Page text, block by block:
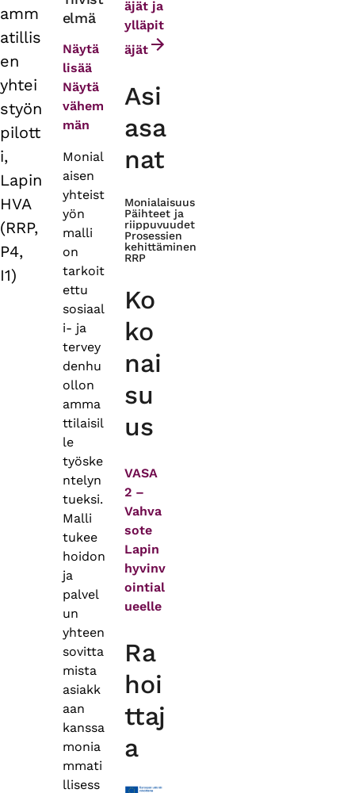
tabs
amm
atillis
en
yhtei
styön
pilott
i,
Lapin
HVA
(RRP,
P4,
I1)
elmä
Näytä
lisää
Näytä
vähem
män
Monial
aisen
yhteist
yön
malli
on
tarkoit
ettu
sosiaal
i- ja
tervey
denhu
ollon
amma
ttilaisil
le
työske
ntelyn
tueksi.
Malli
tukee
hoidon
ja
palvel
un
yhteen
sovitta
mista
asiakk
aan
kanssa
monia
mmati
llisess
äjät ja
ylläpit
äjät
Asi
asa
nat
Monialaisuus
Päihteet ja
riippuvuudet
Prosessien
kehittäminen
RRP
Ko
ko
nai
su
us
VASA
2 –
Vahva
sote
Lapin
hyvinv
ointial
ueelle
Ra
hoi
ttaj
a